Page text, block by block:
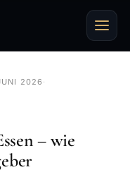
2026 ·
– wie